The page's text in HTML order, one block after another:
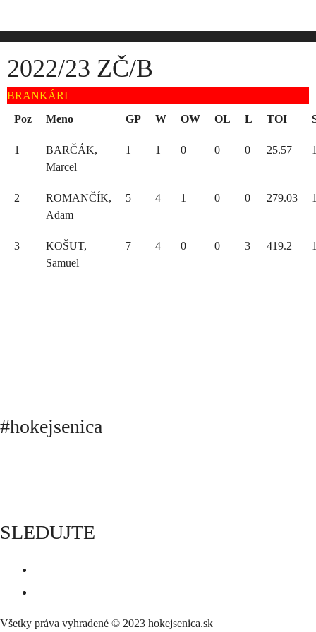
content
2022/23 ZČ/B
BRANKÁRI
Poz
Meno GP W OW OL L TOI
1
BARČÁK,
Marcel
1 1 0 0 0 25.57
2
ROMANČÍK,
Adam
5 4 1 0 0 279.03
3
KOŠUT,
Samuel
7 4 0 0 3 419.2
#hokejsenica
SLEDUJTE
Všetky práva vyhradené © 2023 hokejsenica.sk